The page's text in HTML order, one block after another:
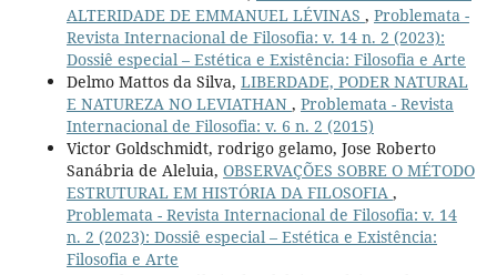
ALTERIDADE DE EMMANUEL LÉVINAS , Problemata -
Revista Internacional de Filosofia: v. 14 n. 2 (2023):
Dossiê especial – Estética e Existência: Filosofia e Arte
Delmo Mattos da Silva, LIBERDADE, PODER NATURAL
E NATUREZA NO LEVIATHAN , Problemata - Revista
Internacional de Filosofia: v. 6 n. 2 (2015)
Victor Goldschmidt, rodrigo gelamo, Jose Roberto
Sanábria de Aleluia, OBSERVAÇÕES SOBRE O MÉTODO
ESTRUTURAL EM HISTÓRIA DA FILOSOFIA ,
Problemata - Revista Internacional de Filosofia: v. 14
n. 2 (2023): Dossiê especial – Estética e Existência:
Filosofia e Arte